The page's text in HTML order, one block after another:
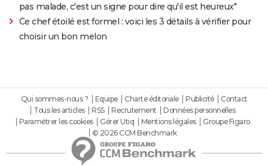
pas malade, c'est un signe pour dire qu'il est heureux"
Ce chef étoilé est formel : voici les 3 détails à vérifier pour
choisir un bon melon
Qui sommes-nous ? Equipe Charte éditoriale Publicité
Contact
Tous les articles
RSS Recrutement
Données personnelles
Paramétrer les cookies
Gérer Utiq Mentions légales
Groupe Figaro
© 2026 CCM Benchmark